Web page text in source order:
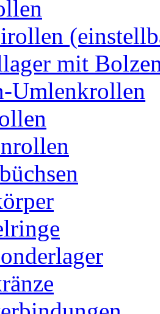
mit
Umlenkrollen